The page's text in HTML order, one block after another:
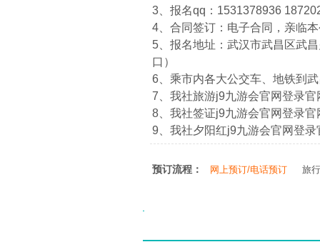
3、报名qq：1531378936
4、合同签订：电子合同，亲临
5、报名地址：武汉市武昌区武
口）
6、乘市内各大公交车、地铁到
7、我社旅游j9九游会官网登录
8、我社签证j9九游会官网登录
9、我社夕阳红j9九游会官网登
预订流程： 网上预订/电话预订 旅